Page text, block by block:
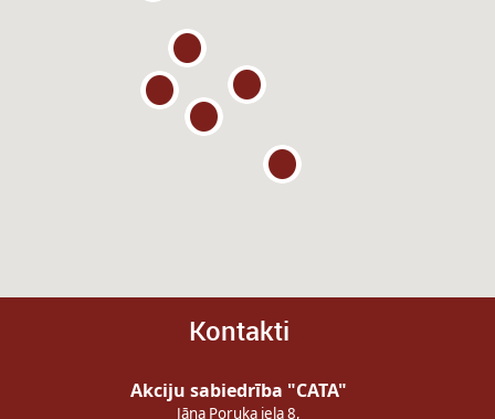
Kontakti
Akciju sabiedrība "CATA"
Jāņa Poruka iela 8,